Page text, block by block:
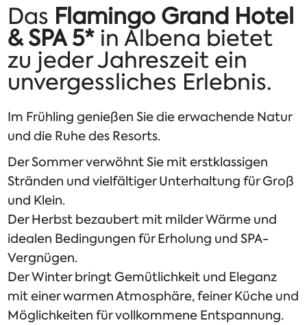
Das Flamingo Grand Hotel
& SPA 5* in Albena bietet
zu jeder Jahreszeit ein
unvergessliches Erlebnis.
Im Frühling genießen Sie die erwachende Natur
und die Ruhe des Resorts.
Der Sommer verwöhnt Sie mit erstklassigen
Stränden und vielfältiger Unterhaltung für Groß
und Klein.
Der Herbst bezaubert mit milder Wärme und
idealen Bedingungen für Erholung und SPA-
Vergnügen.
Der Winter bringt Gemütlichkeit und Eleganz
mit einer warmen Atmosphäre, feiner Küche und
Möglichkeiten für vollkommene Entspannung.